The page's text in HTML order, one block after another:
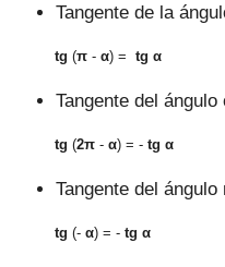
Tangentede la
tg (π - α) = tg α
Tangentedel ángulo
tg (2π - α) = - tg α
Tangentedel ángulo
tg (- α) = - tg α